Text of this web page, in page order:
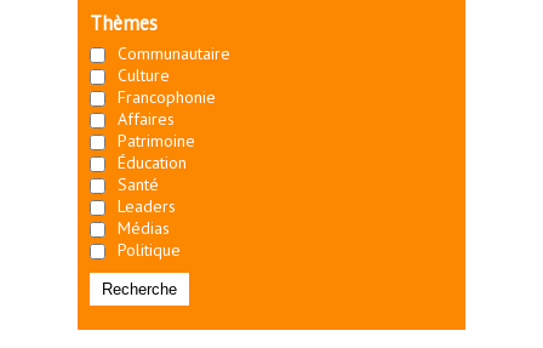
Thèmes
Communautaire
Culture
Francophonie
Affaires
Patrimoine
Éducation
Santé
Leaders
Médias
Politique